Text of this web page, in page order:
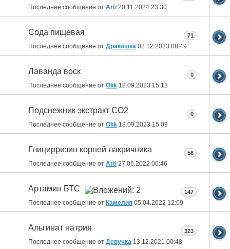
Последнее сообщение от Arti 20.11.2024 23:30
Сода пищевая
Последнее сообщение от Дракошка 02.12.2023 08:49
71
Лаванда воск
Последнее сообщение от Olik 18.09.2023 15:13
0
Подснежник экстракт СО2
Последнее сообщение от Olik 18.09.2023 15:09
0
Глицирризин корней лакричника
Последнее сообщение от Arti 27.06.2022 00:46
56
Артамин БТС
Последнее сообщение от Камелия 05.04.2022 12:09
147
Альгинат натрия
Последнее сообщение от Девучка 13.12.2021 00:48
323